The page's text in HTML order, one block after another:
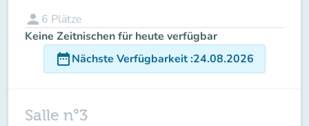
person 6 Plätze
Keine Zeitnischen für heute verfügbar
date_rangeNächste Verfügbarkeit:24.08.2026
Salle n°3